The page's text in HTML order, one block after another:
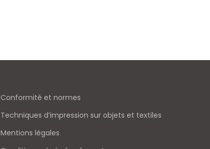
Conformité et normes
Techniques d’impression sur objets et textiles
Mentions légales